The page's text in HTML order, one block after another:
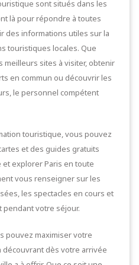
sont situés dans les
là pour répondre à toutes
des informations utiles sur la
touristiques locales. Que
meilleurs sites à visiter, obtenir
en commun ou découvrir les
le personnel compétent
touristique, vous pouvez
et des guides gratuits
explorer Paris en toute
vous renseigner sur les
les spectacles en cours et
votre séjour.
pouvez maximiser votre
découvrant dès votre arrivée